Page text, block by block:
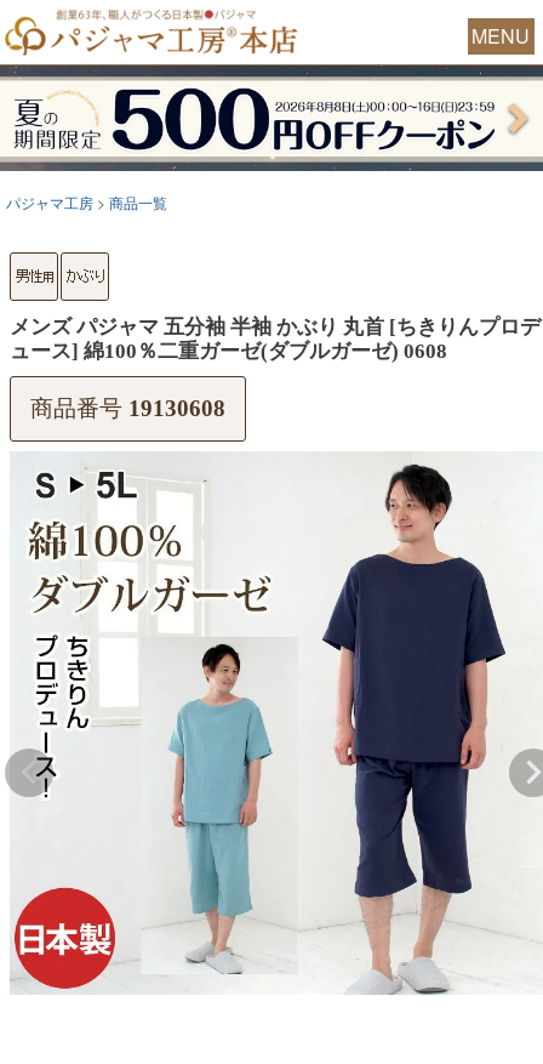
MENU
パジャマ工房 商品一覧
メンズ パジャマ 五分袖 半袖 かぶり 丸首 [ちきりんプロデ
ュース] 綿100％二重ガーゼ(ダブルガーゼ) 0608
商品番号 19130608